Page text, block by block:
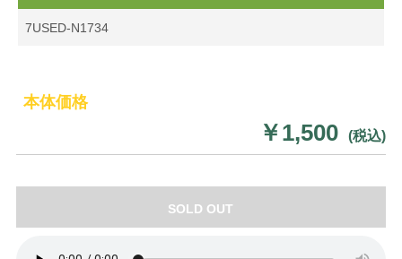
7USED-N1734
本体価格
￥1,500 (税込)
SOLD OUT